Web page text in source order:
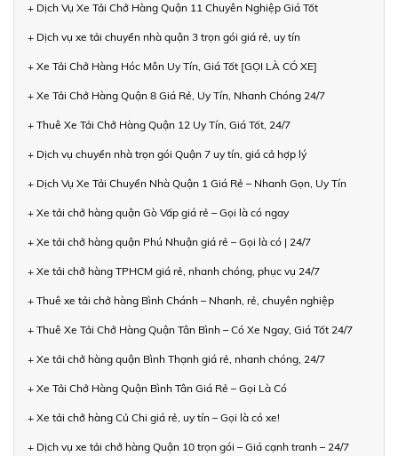
+ Dịch Vụ Xe Tải Chở Hàng Quận 11 Chuyên Nghiệp Giá Tốt
+ Dịch vụ xe tải chuyển nhà quận 3 trọn gói giá rẻ, uy tín
+ Xe Tải Chở Hàng Hóc Môn Uy Tín, Giá Tốt [GỌI LÀ CÓ XE]
+ Xe Tải Chở Hàng Quận 8 Giá Rẻ, Uy Tín, Nhanh Chóng 24/7
+ Thuê Xe Tải Chở Hàng Quận 12 Uy Tín, Giá Tốt, 24/7
+ Dịch vụ chuyển nhà trọn gói Quận 7 uy tín, giá cả hợp lý
+ Dịch Vụ Xe Tải Chuyển Nhà Quận 1 Giá Rẻ – Nhanh Gọn, Uy Tín
+ Xe tải chở hàng quận Gò Vấp giá rẻ – Gọi là có ngay
+ Xe tải chở hàng quận Phú Nhuận giá rẻ – Gọi là có | 24/7
+ Xe tải chở hàng TPHCM giá rẻ, nhanh chóng, phục vụ 24/7
+ Thuê xe tải chở hàng Bình Chánh – Nhanh, rẻ, chuyên nghiệp
+ Thuê Xe Tải Chở Hàng Quận Tân Bình – Có Xe Ngay, Giá Tốt 24/7
+ Xe tải chở hàng quận Bình Thạnh giá rẻ, nhanh chóng, 24/7
+ Xe Tải Chở Hàng Quận Bình Tân Giá Rẻ – Gọi Là Có
+ Xe tải chở hàng Củ Chi giá rẻ, uy tín – Gọi là có xe!
+ Dịch vụ xe tải chở hàng Quận 10 trọn gói – Giá cạnh tranh – 24/7